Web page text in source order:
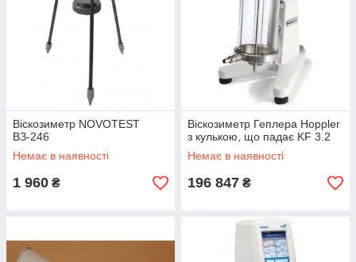
Віскозиметр NOVOTEST
ВЗ-246
Немає в наявності
1 960 ₴
Віскозиметр Геплера Hoppler
з кулькою, що падає KF 3.2
Немає в наявності
196 847 ₴